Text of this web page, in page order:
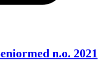
n.o. 2021